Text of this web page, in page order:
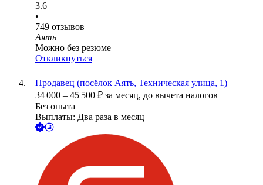
3.6
•
749 отзывов
Аять
Можно без резюме
Откликнуться
Продавец (посёлок Аять, Техническая улица, 1)
34 000 – 45 500 ₽ за месяц, до вычета налогов
Без опыта
Выплаты: Два раза в месяц